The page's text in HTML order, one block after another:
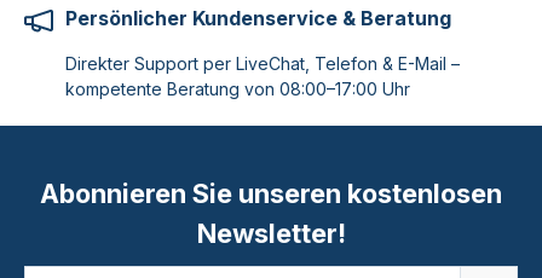
Persönlicher Kundenservice & Beratung
Direkter Support per LiveChat, Telefon & E-Mail –
kompetente Beratung von 08:00–17:00 Uhr
Abonnieren Sie unseren kostenlosen
Newsletter!